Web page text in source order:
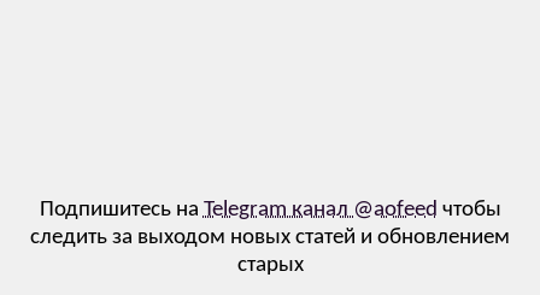
Подпишитесь на Telegram канал @aofeed чтобы
следить за выходом новых статей и обновлением
старых